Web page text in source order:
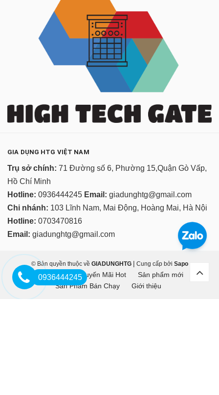
GIA DỤNG HTG VIỆT NAM
Trụ sở chính: 71 Đường số 6, Phường 15,Quận Gò Vấp,
Hồ Chí Minh
Hotline: 0936444245 Email: giadunghtg@gmail.com
Chi nhánh: 103 Lĩnh Nam, Mai Động, Hoàng Mai, Hà Nội
Hotline: 0703470816
Email: giadunghtg@gmail.com
© Bản quyền thuộc về GIADUNGHTG | Cung cấp bởi Sapo
Trang chủ Khuyến Mãi Hot
Sản phẩm mới
Sản Phẩm Bán Chạy
Giới thiệu
0936444245